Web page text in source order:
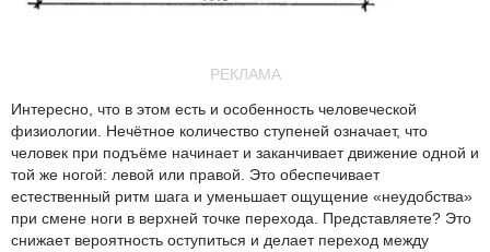
РЕКЛАМА
Интересно, что в этом есть и особенность человеческой
физиологии. Нечётное количество ступеней означает, что
человек при подъёме начинает и заканчивает движение одной и
той же ногой: левой или правой. Это обеспечивает
естественный ритм шага и уменьшает ощущение «неудобства»
при смене ноги в верхней точке перехода. Представляете? Это
снижает вероятность оступиться и делает переход между